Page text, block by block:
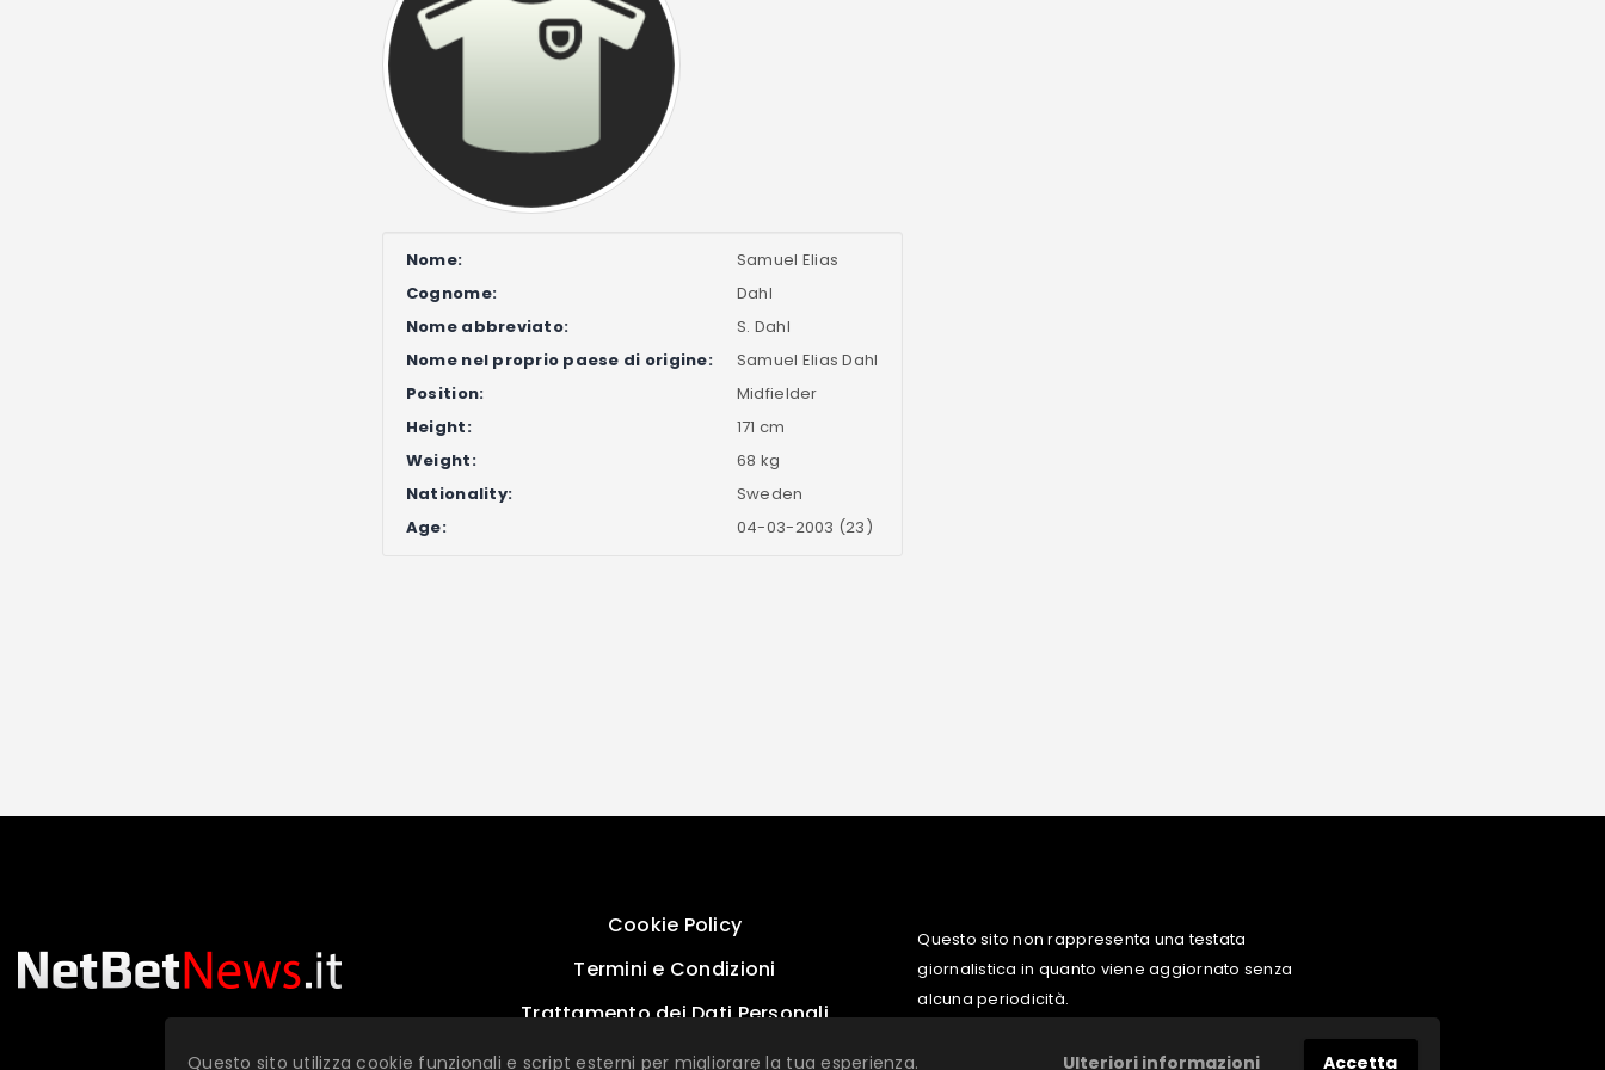
Questo sito utilizza cookie funzionali e script esterni per migliorare la tua esperienza. Ulteriori informazioni Accetta
Nome:
Samuel Elias
Cognome:
Dahl
Nome abbreviato:
S. Dahl
Nome nel proprio paese di origine:
Samuel Elias Dahl
Position:
Midfielder
Height:
171 cm
Weight:
68 kg
Nationality:
Sweden
Age:
04-03-2003 (23)
Cookie Policy
Termini e Condizioni
Trattamento dei Dati Personali
Questo sito non rappresenta una testata
giornalistica in quanto viene aggiornato senza
alcuna periodicità.